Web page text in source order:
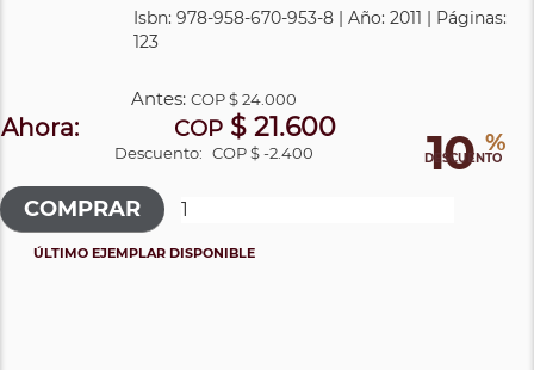
Isbn: 978-958-670-953-8 | Año: 2011 | Páginas:
123
10 %
DESCUENTO
Antes: COP$ 24.000
Ahora: COP $ 21.600
Descuento: COP $ -2.400
ÚLTIMO EJEMPLAR DISPONIBLE